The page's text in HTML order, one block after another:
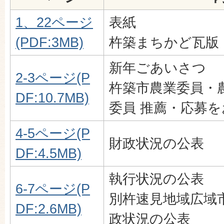
1、22ページ
(PDF:3MB)
表紙
杵築まちかど瓦版
2-3ページ(P
DF:10.7MB)
新年ごあいさつ
杵築市農業委員・
委員 推薦・応募
4-5ページ(P
DF:4.5MB)
財政状況の公表
6-7ページ(P
DF:2.6MB)
執行状況の公表
別杵速見地域広域
政状況の公表